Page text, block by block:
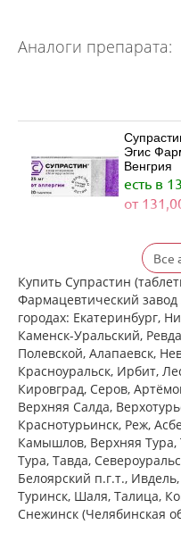
Аналоги препарата:
Эгис
Венгрия
есть в
от
Атолл
есть в 3
от
Эгис
Венгрия
есть в 9
от
Саранск
есть в 1
Все
Купить Супрастин
Фармацевтический
городах: Екатеринбург,
Каменск-Уральский,
Полевской, Алапаевск,
Красноуральск, Ирбит,
Кировград, Серов,
Верхняя Салда,
Краснотурьинск, Реж,
Камышлов, Верхняя
Тура, Тавда,
Белоярский п.г.т.,
Туринск, Шаля, Талица,
Снежинск (Челябинская